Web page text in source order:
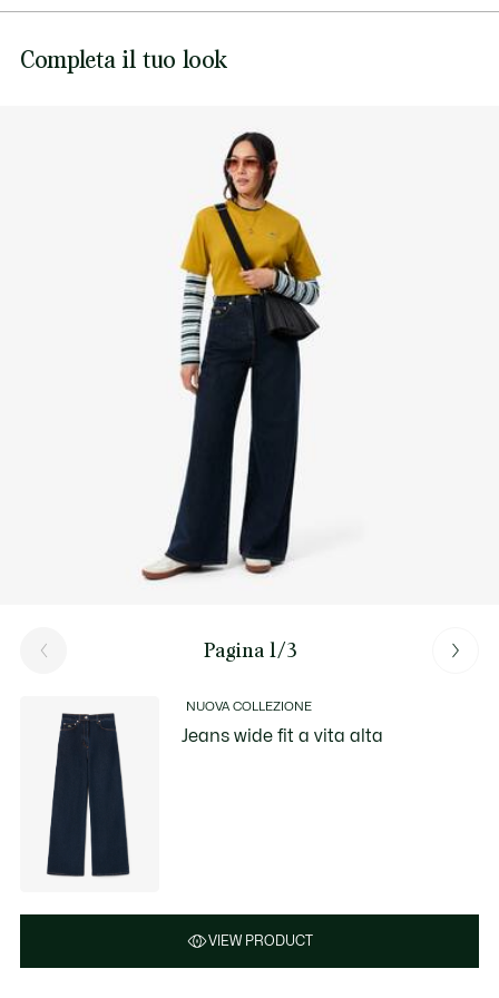
Coccodrillo ricamato sul petto
NON CANDEGGIARE
NON ASCIUGARE A SECCO
NON LAVARE A SECCO
ASCIUGARE STESO
processo di produzione. Trasparenza della catena del
Completa il tuo look
Pagina 1/3
NUOVA COLLEZIONE
Jeans wide fit a vita alta
VIEW PRODUCT